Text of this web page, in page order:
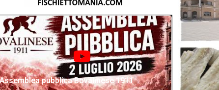
Assemblea pubblica Bovalinese 1911